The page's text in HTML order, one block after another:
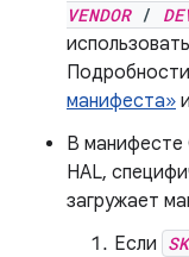
VENDOR/
манифеста» и
В манифесте
HAL,
загружает
Если